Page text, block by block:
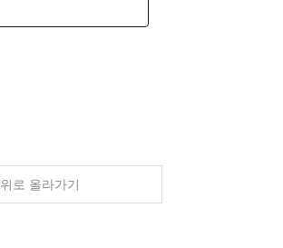
위로 올라가기